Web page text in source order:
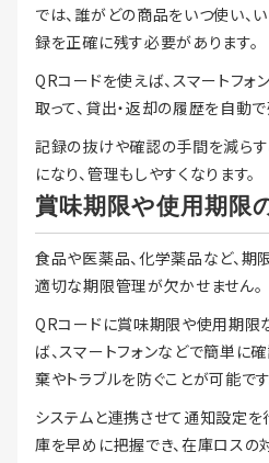
では、誰がどの商品をいつ使い、
録を正確に残す必要があります。
QRコードを使えば、スマートフォ
取って、貸出・返却の履歴を自動
記録の抜けや確認の手間を減ら
になり、管理もしやすくなります。
賞味期限や使用期限
食品や医薬品、化学薬品など、期
適切な期限管理が欠かせません。
QRコードに賞味期限や使用期限
ば、スマートフォンなどで簡単に
棄やトラブルを防ぐことが可能です
システムと連携させて通知設定
庫を早めに把握でき、在庫ロスの